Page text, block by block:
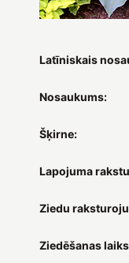
Latīniskais
Nosaukums:
Šķirne:
Lapojuma
Ziedu
Ziedēšanas